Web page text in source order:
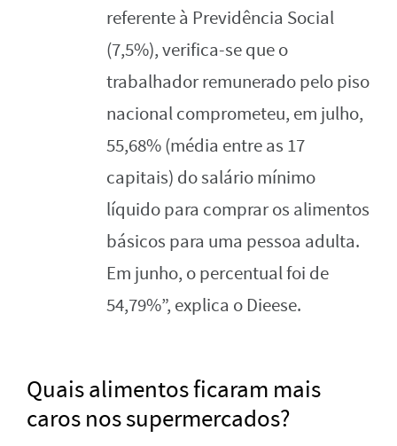
referente à Previdência Social
(7,5%), verifica-se que o
trabalhador remuneradopelo piso
nacional comprometeu, em julho,
55,68% (média entre as 17
capitais) do saláriomínimo
líquido para comprar os alimentos
básicos para uma pessoa adulta.
Em junho, opercentual foi de
54,79%”, explica o Dieese.
Quais alimentos ficaram mais
caros nos supermercados?